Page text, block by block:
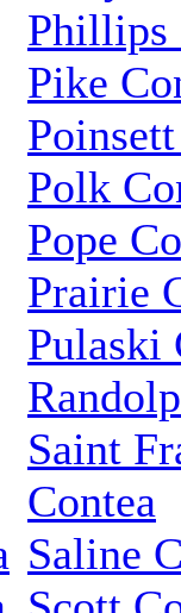
Phillips
Pike
Polk
Pope
Prairie
Pulaski
Saint
Contea
Saline